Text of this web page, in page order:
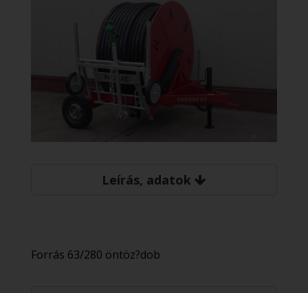
Leírás, adatok
Forrás 63/280 öntöz?dob